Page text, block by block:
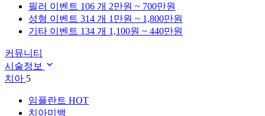
필러 이벤트 106 개 2만원 ~ 700만원
성형 이벤트 314 개 1만원 ~ 1,800만원
기타 이벤트 134 개 1,100원 ~ 440만원
커뮤니티
시술정보
치아 5
임플란트 HOT
치아미백